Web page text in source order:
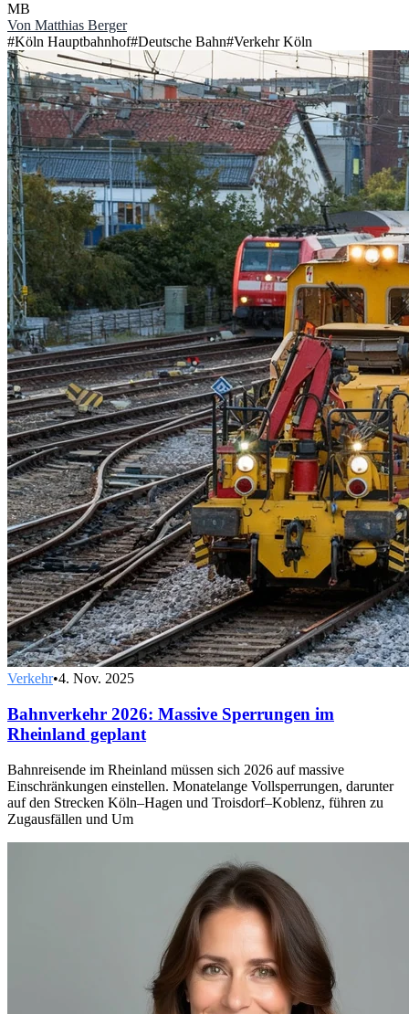
MB
Von Matthias Berger
#Köln Hauptbahnhof#Deutsche Bahn#Verkehr Köln
Verkehr•4. Nov. 2025
Bahnverkehr 2026: Massive Sperrungen im
Rheinland geplant
Bahnreisende im Rheinland müssen sich 2026 auf massive
Einschränkungen einstellen. Monatelange Vollsperrungen, darunter
auf den Strecken Köln–Hagen und Troisdorf–Koblenz, führen zu
Zugausfällen und Um